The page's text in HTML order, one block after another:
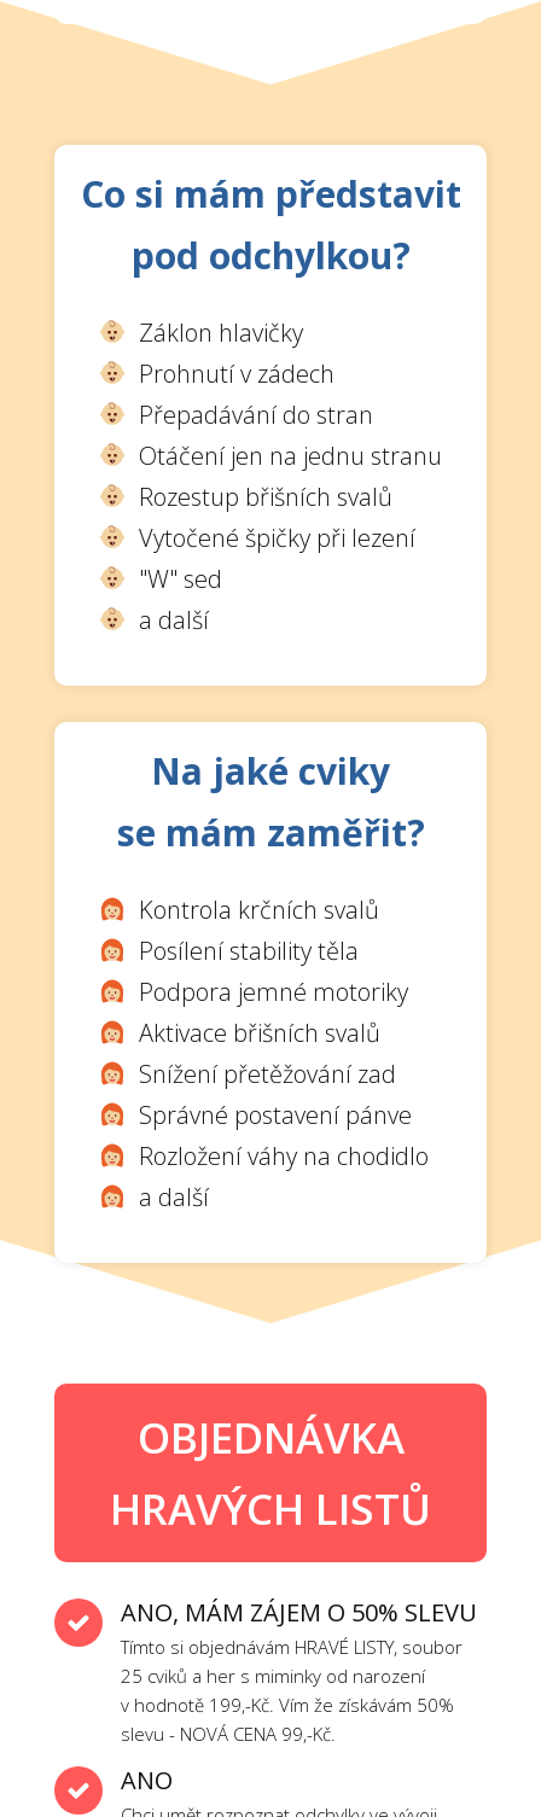
Co si mám představit
pod odchylkou?
Záklon hlavičky
Prohnutí v zádech
Přepadávání do stran
Otáčení jen na jednu stranu
Rozestup břišních svalů
Vytočené špičky při lezení
"W" sed
a další
Na jaké cviky
se mám zaměřit?
Kontrola krčních svalů
Posílení stability těla
Podpora jemné motoriky
Aktivace břišních svalů
Snížení přetěžování zad
Správné postavení pánve
Rozložení váhy na chodidlo
a další
OBJEDNÁVKA
HRAVÝCH LISTŮ
ANO, MÁM ZÁJEM O 50% SLEVU
Tímto si objednávám HRAVÉ LISTY, soubor
25 cviků a her s miminky od narození
v hodnotě 199,-Kč. Vím že získávám 50%
slevu - NOVÁ CENA 99,-Kč.
ANO